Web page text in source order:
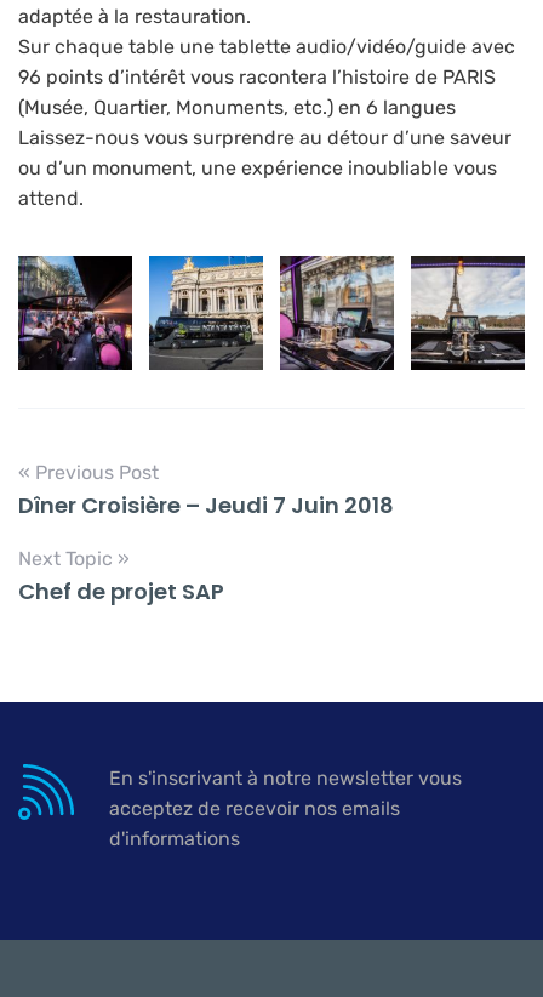
adaptée à la restauration.
Sur chaque table une tablette audio/vidéo/guide avec
96 points d’intérêt vous racontera l’histoire de PARIS
(Musée, Quartier, Monuments, etc.) en 6 langues
Laissez-nous vous surprendre au détour d’une saveur
ou d’un monument, une expérience inoubliable vous
attend.
« Previous Post
Dîner Croisière – Jeudi 7 Juin 2018
Next Topic »
Chef de projet SAP
En s'inscrivant à notre newsletter vous
acceptez de recevoir nos emails
d'informations